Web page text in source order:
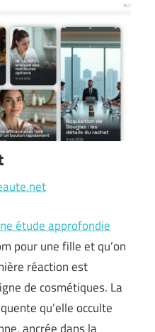
étude approfondie
pour une fille et qu’on
réaction est
de cosmétiques. La
qu’elle occulte
ancrée dans la